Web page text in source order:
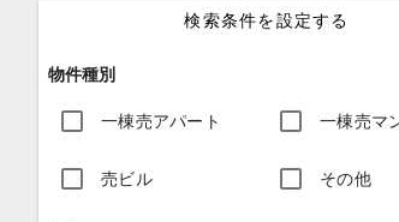
検索条件を設定する
物件種別
一棟売アパート 一棟売マ
売ビル その他